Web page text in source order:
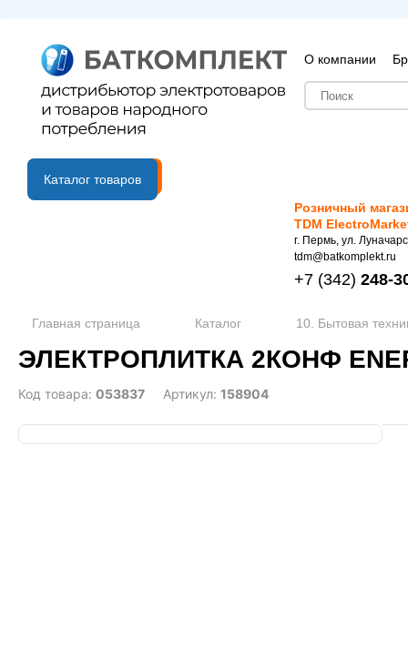
О компании
B2B портал
Каталог товаров
Розничный
TDM
г. Пермь, ул.
tdm@batkomplekt.ru
+7 (342) 248-
Главная страница Каталог 10. Бытовая
ЭЛЕКТРОПЛИТКА 2КОНФ
Код товара: 053837 Артикул: 158904